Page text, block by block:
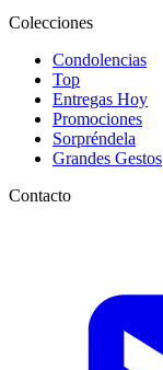
Colecciones
Condolencias
Top
Entregas Hoy
Promociones
Sorpréndela
Grandes Gestos
Contacto